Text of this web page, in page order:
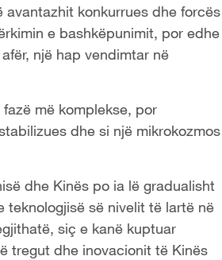
konkurrues dhe forcës
e bashkëpunimit, por edhe
një hap vendimtar në
më komplekse, por
dhe si një mikrokozmos
dhe Kinës po ia lë gradualisht
teknologjisë së nivelit të lartë në
siç e kanë kuptuar
tregut dhe inovacionit të Kinës